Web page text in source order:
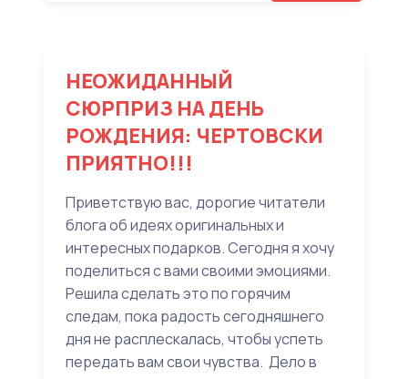
НЕОЖИДАННЫЙ
СЮРПРИЗ НА ДЕНЬ
РОЖДЕНИЯ: ЧЕРТОВСКИ
ПРИЯТНО!!!
Приветствую вас, дорогие читатели
блога об идеях оригинальных и
интересных подарков. Сегодня я хочу
поделиться с вами своими эмоциями.
Решила сделать это по горячим
следам, пока радость сегодняшнего
дня не расплескалась, чтобы успеть
передать вам свои чувства. Дело в